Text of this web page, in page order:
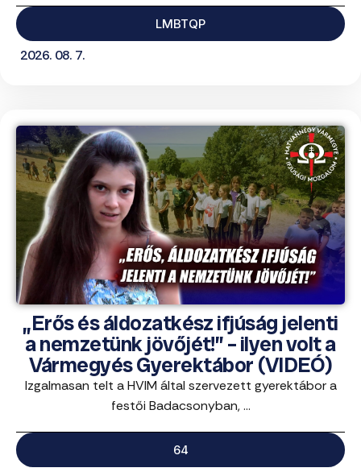
LMBTQP
2026. 08. 7.
„Erős és áldozatkész ifjúság jelenti
a nemzetünk jövőjét!” – ilyen volt a
Vármegyés Gyerektábor (VIDEÓ)
Izgalmasan telt a HVIM által szervezett gyerektábor a
festői Badacsonyban, ...
64